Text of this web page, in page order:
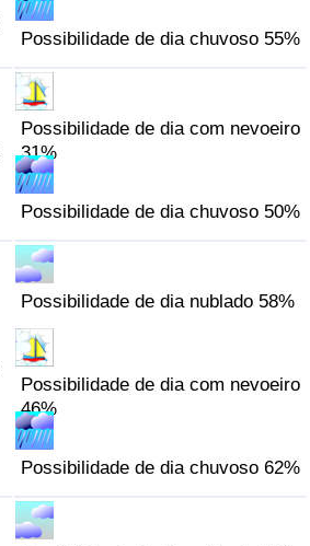
Possibilidade de dia chuvoso 55%
Possibilidade de dia com nevoeiro
31%
Possibilidade de dia chuvoso 50%
Possibilidade de dia nublado 58%
Possibilidade de dia com nevoeiro
46%
Possibilidade de dia chuvoso 62%